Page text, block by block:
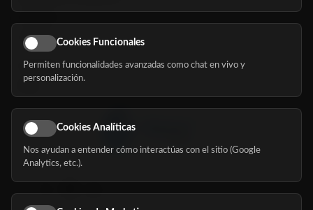
Eventos
Nosotros
Síguenos
Cookies Funcionales
Permiten funcionalidades avanzadas como chat en vivo y
personalización.
Cookies Analíticas
Nos ayudan a entender cómo interactúas con el sitio (Google
Analytics, etc.).